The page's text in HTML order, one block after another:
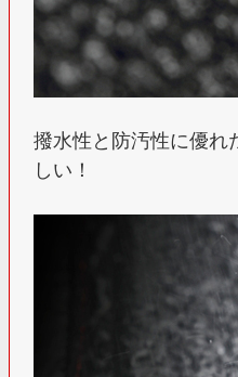
撥水性と防汚性に優れ
しい！